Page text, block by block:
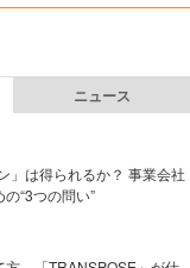
ニュース
」は得られるか？ 事業会社
“3つの問い”